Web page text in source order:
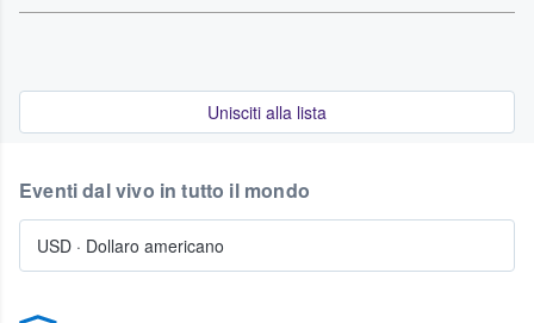
Unisciti alla lista
Eventi dal vivo in tutto il mondo
USD · Dollaro americano